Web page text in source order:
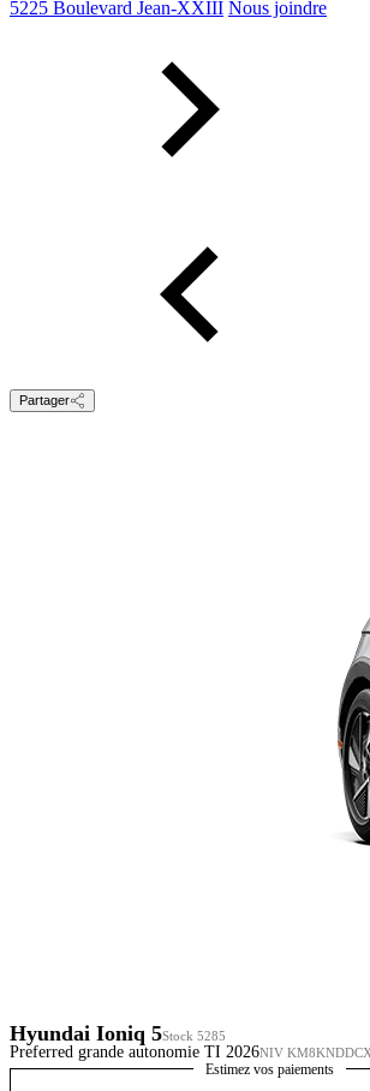
5225 Boulevard Jean-XXIII Nous joindre
Partager
Hyundai Ioniq 5Stock 5285
Preferred grande autonomie TI 2026NIV
Estimez vos paiements